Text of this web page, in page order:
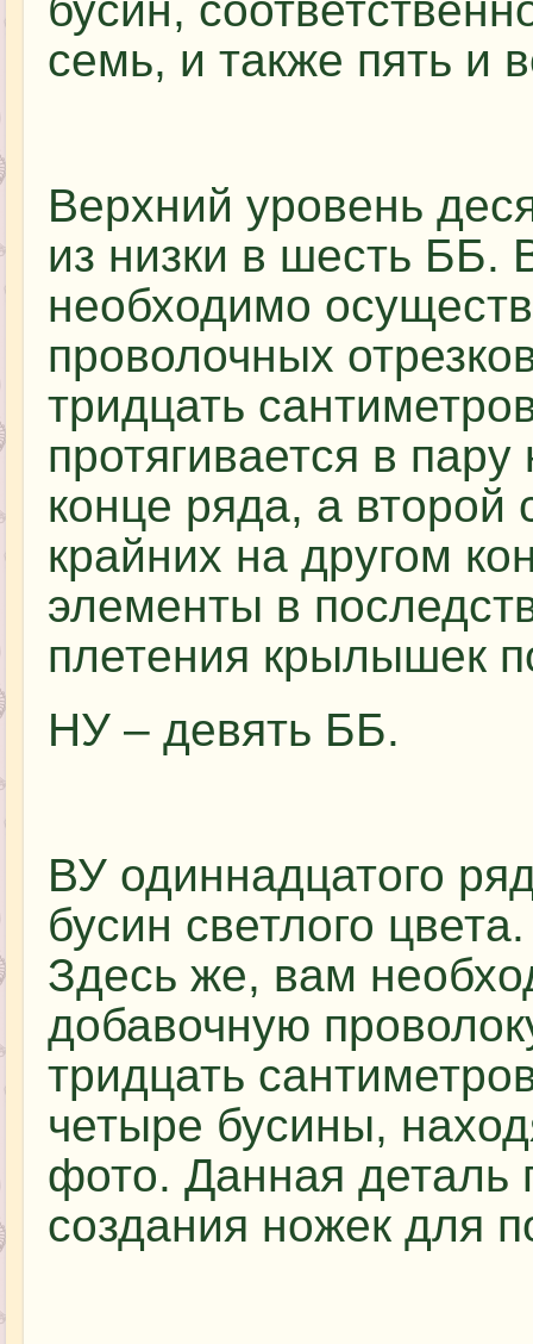
семь, и также пять и
Верхний уровень
из низки в шесть ББ.
необходимо
проволочных
тридцать
протягивается в
конце ряда, а второй
крайних на другом
элементы в
плетения крылышек
НУ – девять ББ.
ВУ одиннадцатого
бусин светлого
Здесь же, вам
добавочную
тридцать
четыре бусины,
фото. Данная деталь
создания ножек для